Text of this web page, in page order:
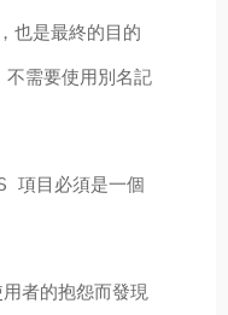
也是最終的目的
需要使用別名記
項目必須是一個
者的抱怨而發現